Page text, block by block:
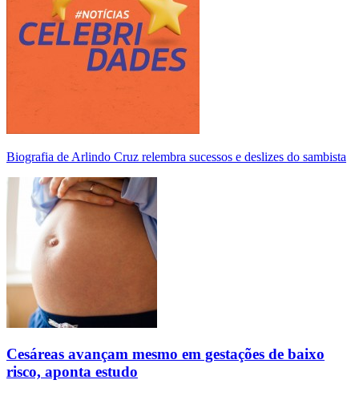
Biografia de Arlindo Cruz relembra sucessos e deslizes do sambista
Cesáreas avançam mesmo em gestações de baixo
risco, aponta estudo